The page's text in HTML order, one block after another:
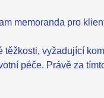
memoranda pro
vyžadující
péče. Právě za